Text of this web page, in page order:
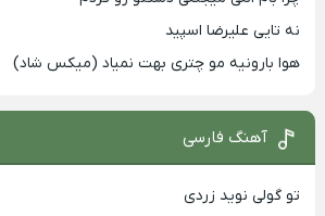
نه تایی علیرضا اسپید
هوا بارونیه مو چتری بهت نمیاد (میکس شاد)
آهنگ فارسی
تو گولی نوید زردی